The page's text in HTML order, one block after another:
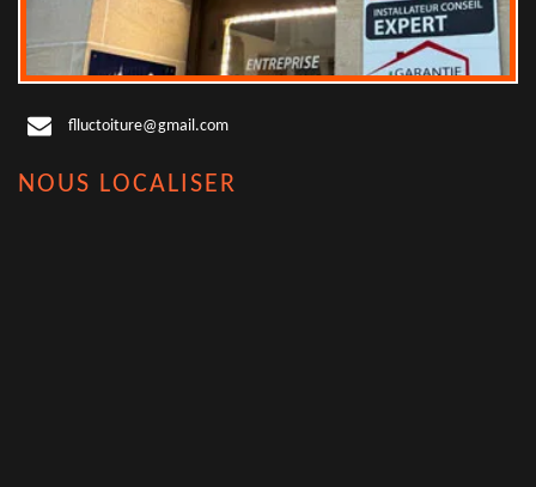
flluctoiture@gmail.com
NOUS LOCALISER